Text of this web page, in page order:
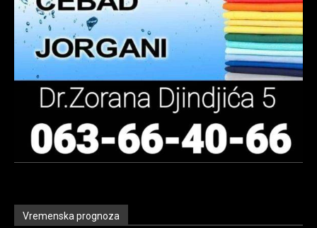
Vremenska prognoza